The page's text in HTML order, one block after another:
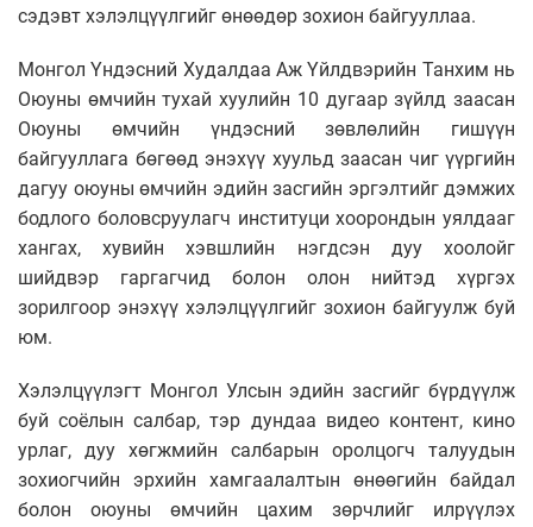
сэдэвт хэлэлцүүлгийг өнөөдөр зохион байгууллаа.
Монгол Үндэсний Худалдаа Аж Үйлдвэрийн Танхим нь
Оюуны өмчийн тухай хуулийн 10 дугаар зүйлд заасан
Оюуны өмчийн үндэсний зөвлөлийн гишүүн
байгууллага бөгөөд энэхүү хуульд заасан чиг үүргийн
дагуу оюуны өмчийн эдийн засгийн эргэлтийг дэмжих
бодлого боловсруулагч институци хоорондын уялдааг
хангах, хувийн хэвшлийн нэгдсэн дуу хоолойг
шийдвэр гаргагчид болон олон нийтэд хүргэх
зорилгоор энэхүү хэлэлцүүлгийг зохион байгуулж буй
юм.
Хэлэлцүүлэгт Монгол Улсын эдийн засгийг бүрдүүлж
буй соёлын салбар, тэр дундаа видео контент, кино
урлаг, дуу хөгжмийн салбарын оролцогч талуудын
зохиогчийн эрхийн хамгаалалтын өнөөгийн байдал
болон оюуны өмчийн цахим зөрчлийг илрүүлэх